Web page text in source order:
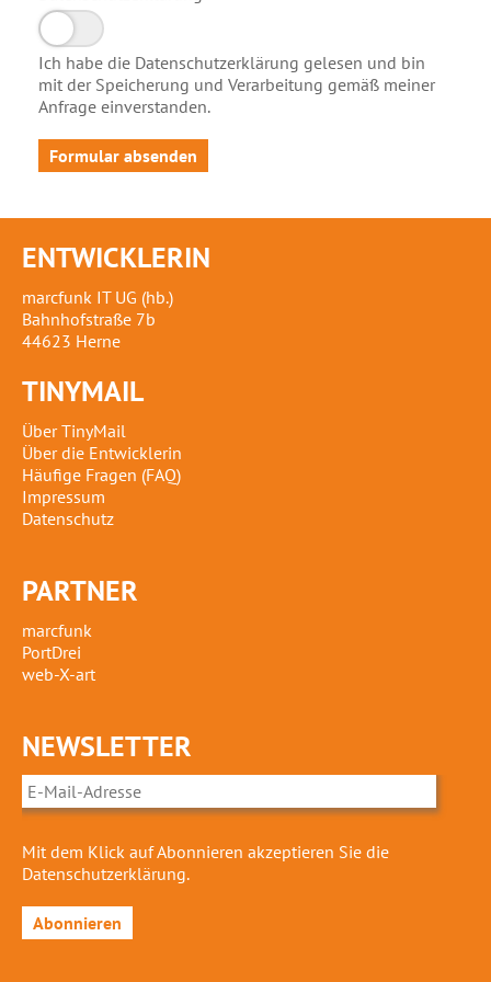
Ich habe die Datenschutzerklärung gelesen und bin
mit der Speicherung und Verarbeitung gemäß meiner
Anfrage einverstanden.
Formular absenden
ENTWICKLERIN
marcfunk IT UG (hb.)
Bahnhofstraße 7b
44623 Herne
TINYMAIL
Über TinyMail
Über die Entwicklerin
Häufige Fragen (FAQ)
Impressum
Datenschutz
PARTNER
marcfunk
PortDrei
web-X-art
NEWSLETTER
E-
Mail-
Mit dem Klick auf Abonnieren akzeptieren Sie die
Datenschutzerklärung.
Abonnieren